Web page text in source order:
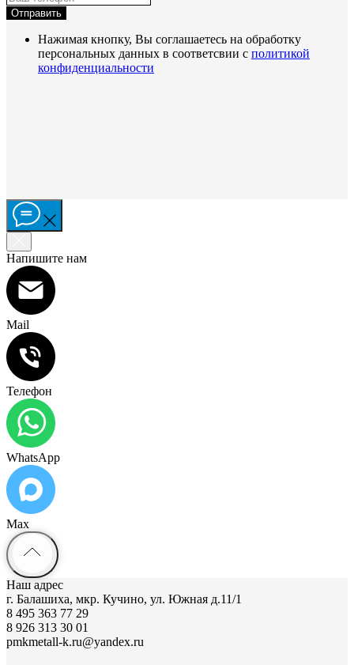
Отправить
Нажимая кнопку, Вы соглашаетесь на обработку
персональных данных в соответсвии с политикой
конфиденциальности
Напишите нам
Mail
Телефон
WhatsApp
Max
Наш адрес
г. Балашиха, мкр. Кучино, ул. Южная д.11/1
8 495 363 77 29
8 926 313 30 01
pmkmetall-k.ru@yandex.ru